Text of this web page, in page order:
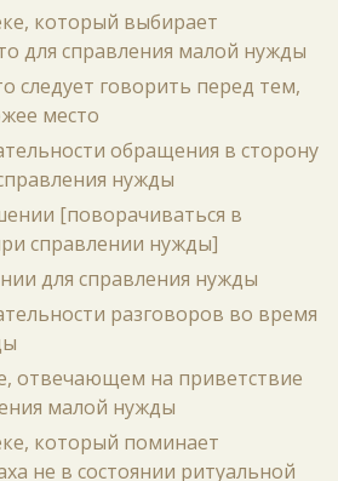
который выбирает
для справления малой нужды
следует говорить перед тем,
место
обращения в сторону
нужды
[поворачиваться в
справлении нужды]
для справления нужды
разговоров во время
отвечающем на приветствие
малой нужды
который поминает
не в состоянии ритуальной